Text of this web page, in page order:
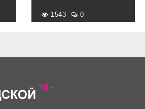
1543 0